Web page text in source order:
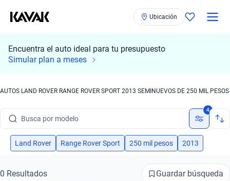
Ubicación
Encuentra el auto ideal para tu presupuesto
Simular plan a meses
AUTOS LAND ROVER RANGE ROVER SPORT 2013 SEMINUEVOS DE 250 MIL PESOS
Busca por modelo
Busca por versión
4
Land Rover Range Rover Sport 250 mil pesos 2013
0 Resultados Guardar búsqueda